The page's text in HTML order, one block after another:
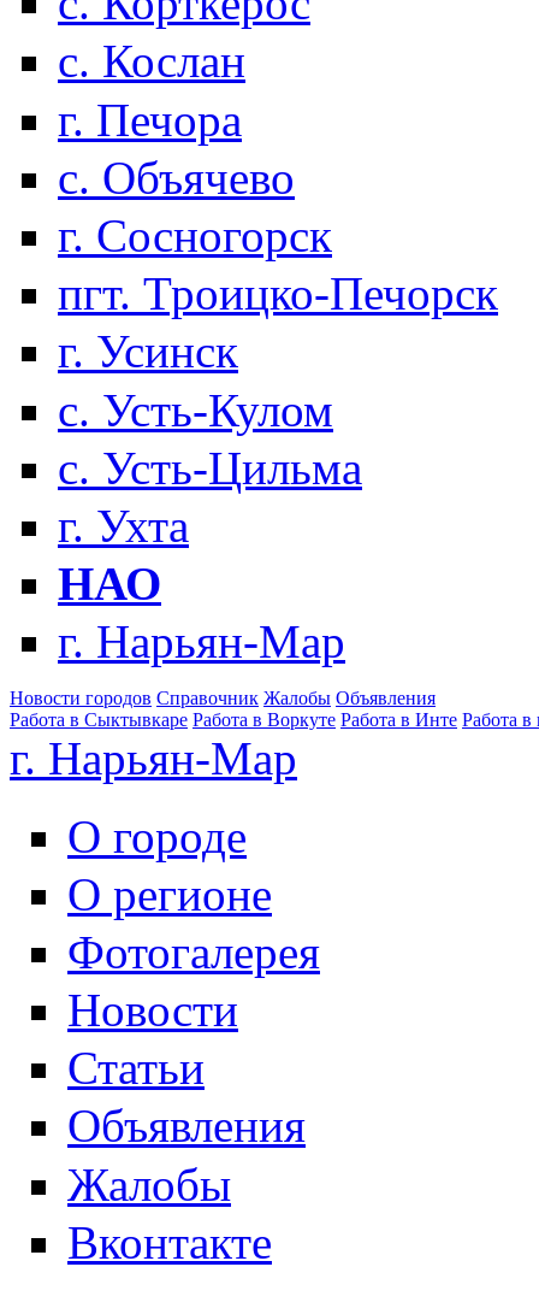
с. Кослан
г. Печора
с. Объячево
г. Сосногорск
пгт. Троицко-Печорск
г. Усинск
с. Усть-Кулом
с. Усть-Цильма
г. Ухта
НАО
г. Нарьян-Мар
Новости городов Справочник Жалобы Объявления
Работа в Сыктывкаре Работа в Воркуте Работа в Инте Работа в
г. Нарьян-Мар
О городе
О регионе
Фотогалерея
Новости
Статьи
Объявления
Жалобы
Вконтакте